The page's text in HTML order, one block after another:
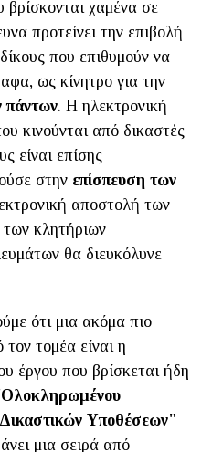
βρίσκονται χαμένα σε
προτείνει την επιβολή
που επιθυμούν να
ως κίνητρο για την
πάντων. Η ηλεκτρονική
κινούνται από δικαστές
είναι επίσης
στην επίσπευση των
αποστολή των
κλητήριων
θα διευκόλυνε
ότι μια ακόμα πιο
τομέα είναι η
έργου που βρίσκεται ήδη
Ολοκληρωμένου
Υποθέσεων"
μια σειρά από